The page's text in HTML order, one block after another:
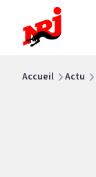
Accueil Actu